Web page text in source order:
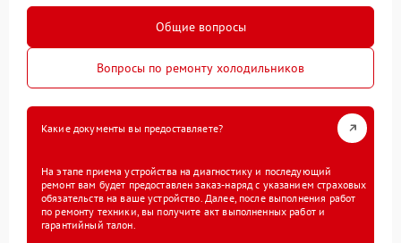
Общие вопросы
Вопросы по ремонту холодильников
Какие документы вы предоставляете?
На этапе приема устройства на диагностику и последующий
ремонт вам будет предоставлен заказ-наряд с указанием страховых
обязательств на ваше устройство. Далее, после выполнения работ
по ремонту техники, вы получите акт выполненных работ и
гарантийный талон.